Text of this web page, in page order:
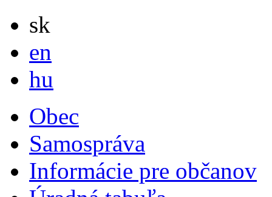
sk
en
hu
Obec
Samospráva
Informácie pre občanov